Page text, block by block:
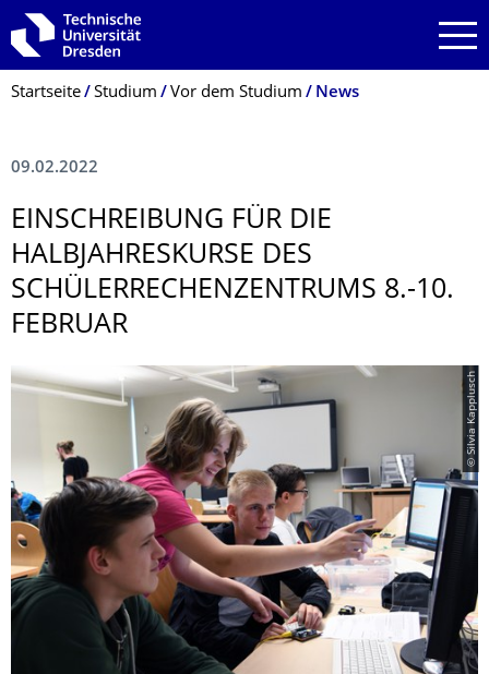
Zur Hauptnavigation springen
Zur Suche springen
Zum Inhalt springen
Breadcrumb-Menü
Startseite Studium Vor dem Studium News
09.02.2022
EINSCHREIBUNG FÜR DIE
HALBJAHRESKURSE DES
SCHÜLERRECHEN­ZENTRUMS 8.-10.
FEBRUAR
© Silvia Kapplusch